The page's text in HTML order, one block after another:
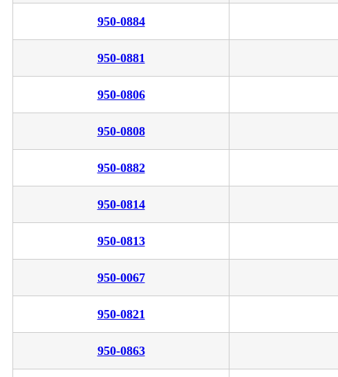
950-0884
950-0881
950-0806
950-0808
950-0882
950-0814
950-0813
950-0067
950-0821
950-0863